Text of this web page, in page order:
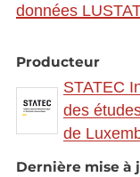
données
Producteur
STATEC
des
de
Dernière mise à